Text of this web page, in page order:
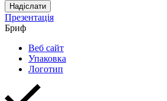
Надіслати
Презентація
Бриф
Веб сайт
Упаковка
Логотип